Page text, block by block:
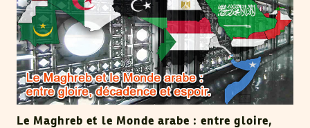
Le Maghreb et le Monde arabe : entre gloire,